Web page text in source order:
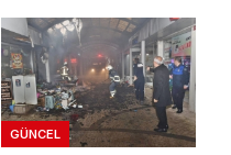
Geleceğimizdir
GÜNCEL